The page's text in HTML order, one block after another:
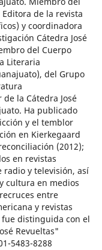
de la revista
y coordinadora
Cátedra José
del Cuerpo
Literaria
del Grupo
la Cátedra José
Ha publicado
y el temblor
en Kierkegaard
(2012);
en revistas
radio y televisión, así
cultura en medios
entre
y revistas
distinguida con el
Revueltas"
5483-8288